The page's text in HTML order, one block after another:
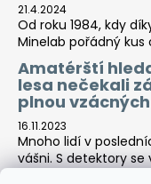
21.4.2024
Od roku 1984, kdy
Minelab pořádný kus
Amatérští
lesa nečekali
plnou
16.11.2023
Mnoho lidí v
vášni. S detektory se